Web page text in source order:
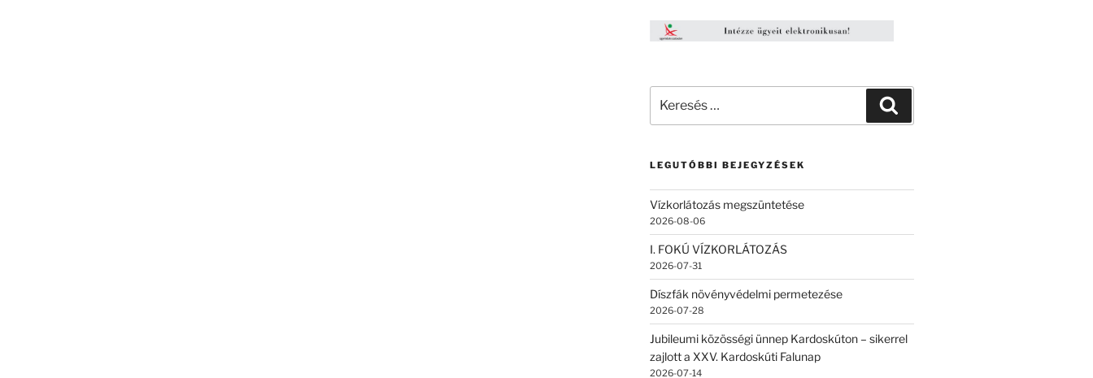
következő
LEGUTÓBBI BEJEGYZÉSEK
Vízkorlátozás megszüntetése
2026-08-06
I. FOKÚ VÍZKORLÁTOZÁS
2026-07-31
Díszfák növényvédelmi permetezése
2026-07-28
Jubileumi közösségi ünnep Kardoskúton – sikerrel
zajlott a XXV. Kardoskúti Falunap
2026-07-14